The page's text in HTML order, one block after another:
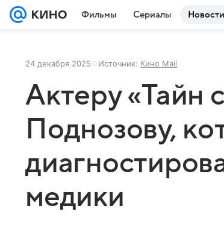
Фильмы Сериалы
24 декабря 2025 Источник: Кино Mail
Актеру «Тайн
Поднозову,
медики